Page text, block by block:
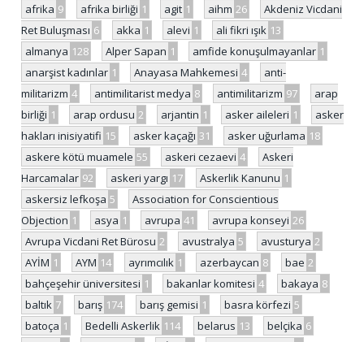
afrika 9 afrika birliği 1 agit 1 aihm 26
Akdeniz Vicdani
Ret Buluşması 6 akka 1 alevi 1 ali fikri ışık 13
almanya 128 Alper Sapan 1 amfide konuşulmayanlar 1
anarşist kadınlar 1 Anayasa Mahkemesi 4
anti-
militarizm 4 antimilitarist medya 8 antimilitarizm 97
arap
birliği 1 arap ordusu 2 arjantin 1 asker aileleri 1
asker
hakları inisiyatifi 15 asker kaçağı 31 asker uğurlama 18
askere kötü muamele 55 askeri cezaevi 4
Askeri
Harcamalar 92 askeri yargı 17 Askerlik Kanunu 1
askersiz lefkoşa 5
Association for Conscientious
Objection 1 asya 1 avrupa 41 avrupa konseyi 26
Avrupa Vicdani Ret Bürosu 2 avustralya 5 avusturya 2
AYİM 1 AYM 14 ayrımcılık 1 azerbaycan 8 bae 2
bahçeşehir üniversitesi 1 bakanlar komitesi 4 bakaya 8
baltık 7 barış 174 barış gemisi 1 basra körfezi 5
batoça 1 Bedelli Askerlik 114 belarus 13 belçika 6